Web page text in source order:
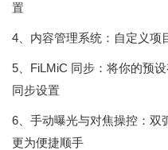
置
4、内容管理系统：自定义项
5、FiLMiC 同步：将你的预
同步设置
6、手动曝光与对焦操控：双
更为便捷顺手